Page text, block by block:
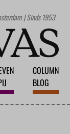
| Sinds 1953
COLUMN
BLOG